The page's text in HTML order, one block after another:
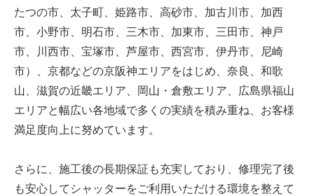
たつの市、太子町、姫路市、高砂市、加古川市、加西
市、小野市、明石市、三木市、加東市、三田市、神戸
市、川西市、宝塚市、芦屋市、西宮市、伊丹市、尼崎
市）、京都などの京阪神エリアをはじめ、奈良、和歌
山、滋賀の近畿エリア、岡山・倉敷エリア、広島県福山
エリアと幅広い各地域で多くの実績を積み重ね、お客様
満足度向上に努めています。
さらに、施工後の長期保証も充実しており、修理完了後
も安心してシャッターをご利用いただける環境を整えて